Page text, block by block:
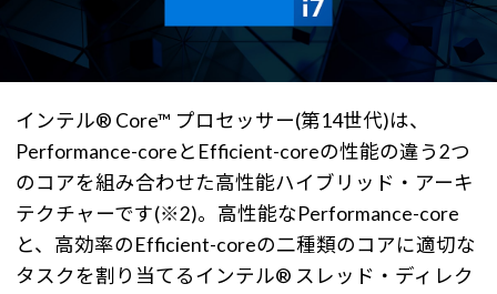
インテル® Core™ プロセッサー(第14世代)は、
Performance-coreとEfficient-coreの性能の違う2つ
のコアを組み合わせた高性能ハイブリッド・アーキ
テクチャーです(※2)。高性能なPerformance-core
と、高効率のEfficient-coreの二種類のコアに適切な
タスクを割り当てるインテル® スレッド・ディレク